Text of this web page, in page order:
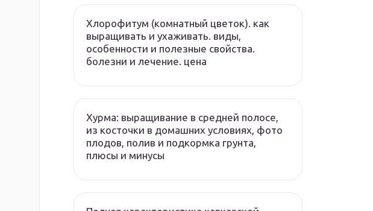
Хлорофитум (комнатный цветок). как
выращивать и ухаживать. виды,
особенности и полезные свойства.
болезни и лечение. цена
Хурма: выращивание в средней полосе,
из косточки в домашних условиях, фото
плодов, полив и подкормка грунта,
плюсы и минусы